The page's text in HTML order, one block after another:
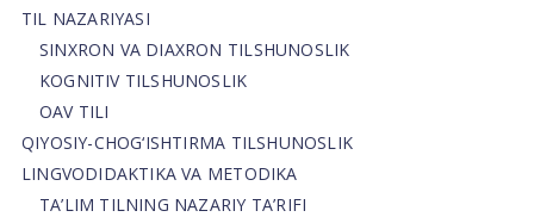
TIL NAZARIYASI
SINXRON VA DIAXRON TILSHUNOSLIK
KOGNITIV TILSHUNOSLIK
OAV TILI
QIYOSIY-CHOG‘ISHTIRMA TILSHUNOSLIK
LINGVODIDAKTIKA VA METODIKA
TA’LIM TILNING NAZARIY TA’RIFI